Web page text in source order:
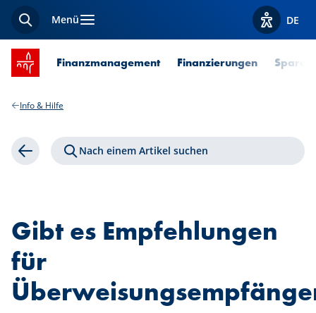
SucheMenü Optionen
DE
Startseite SPUERKEESS
Finanzmanagement Finanzierungen Sparen
Info & Hilfe
Zurück Nach einem Artikel suchen
Gibt es Empfehlungen
für